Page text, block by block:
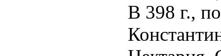
В 398 г.,